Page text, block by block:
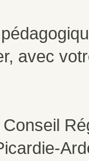
avec